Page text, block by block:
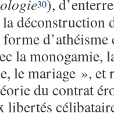
30),
la déconstruction
la monogamie,
le mariage », et
du contrat
libertés